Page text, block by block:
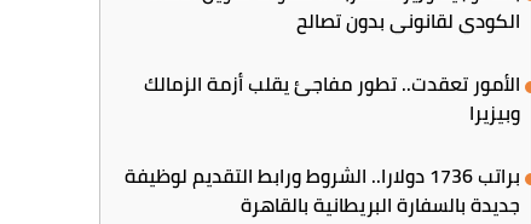
الكودي لقانوني بدون تصالح
الأمور تعقدت.. تطور مفاجئ يقلب أزمة الزمالك
وبيزيرا
براتب 1736 دولارا.. الشروط ورابط التقديم لوظيفة
جديدة بالسفارة البريطانية بالقاهرة